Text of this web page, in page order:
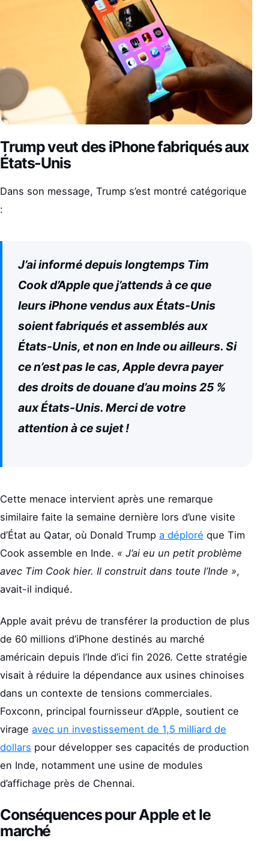
Trump veut des iPhone fabriqués aux
États-Unis
Dans son message, Trump s’est montré catégorique
:
J’ai informé depuis longtemps Tim
Cook d’Apple que j’attends à ce que
leurs iPhone vendus aux États-Unis
soient fabriqués et assemblés aux
États-Unis, et non en Inde ou ailleurs. Si
ce n’est pas le cas, Apple devra payer
des droits de douane d’au moins 25 %
aux États-Unis. Merci de votre
attention à ce sujet !
Cette menace intervient après une remarque
similaire faite la semaine dernière lors d’une visite
d’État au Qatar, où Donald Trump a déploré que Tim
Cook assemble en Inde. « J’ai eu un petit problème
avec Tim Cook hier. Il construit dans toute l’Inde »,
avait-il indiqué.
Apple avait prévu de transférer la production de plus
de 60 millions d’iPhone destinés au marché
américain depuis l’Inde d’ici fin 2026. Cette stratégie
visait à réduire la dépendance aux usines chinoises
dans un contexte de tensions commerciales.
Foxconn, principal fournisseur d’Apple, soutient ce
virage avec un investissement de 1,5 milliard de
dollars pour développer ses capacités de production
en Inde, notamment une usine de modules
d’affichage près de Chennai.
Conséquences pour Apple et le
marché